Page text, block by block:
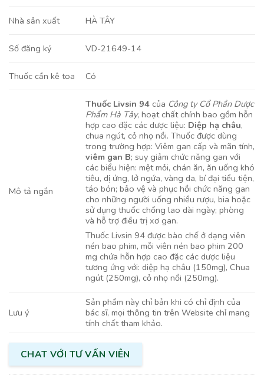
Nhà sản xuất HÀ TÂY
Số đăng ký VD-21649-14
Thuốc cần kê toa Có
Mô tả ngắn
Thuốc Livsin 94 của Công ty Cổ Phần Dược
Phẩm Hà Tây, hoạt chất chính bao gồm hỗn
hợp cao đặc các dược liệu: Diệp hạ châu,
chua ngút, cỏ nhọ nồi. Thuốc được dùng
trong trường hợp: Viêm gan cấp và mãn tính,
viêm gan B; suy giảm chức năng gan với
các biểu hiện: mệt mỏi, chán ăn, ăn uống khó
tiêu, dị ứng, lở ngứa, vàng da, bí đại tiểu tiện,
táo bón; bảo vệ và phục hồi chức năng gan
cho những người uống nhiều rượu, bia hoặc
sử dụng thuốc chống lao dài ngày; phòng
và hỗ trợ điều trị xơ gan.
Thuốc Livsin 94 được bào chế ở dạng viên
nén bao phim, mỗi viên nén bao phim 200
mg chứa hỗn hợp cao đặc các dược liệu
tương ứng với: diệp hạ châu (150mg), Chua
ngút (250mg), cỏ nhọ nồi (250mg).
Lưu ý
Sản phẩm này chỉ bản khi có chỉ định của
bác sĩ, mọi thông tin trên Website chỉ mang
tính chất tham khảo.
CHAT VỚI TƯ VẤN VIÊN